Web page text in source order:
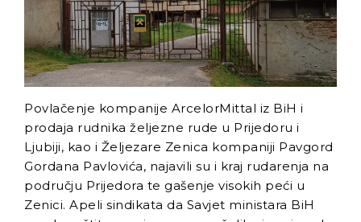
Povlačenje kompanije ArcelorMittal iz BiH i
prodaja rudnika željezne rude u Prijedoru i
Ljubiji, kao i Željezare Zenica kompaniji Pavgord
Gordana Pavlovića, najavili su i kraj rudarenja na
području Prijedora te gašenje visokih peći u
Zenici. Apeli sindikata da Savjet ministara BiH